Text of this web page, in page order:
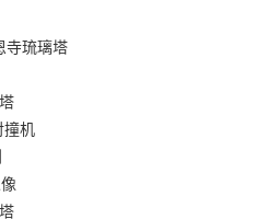
寺琉璃塔
撞机